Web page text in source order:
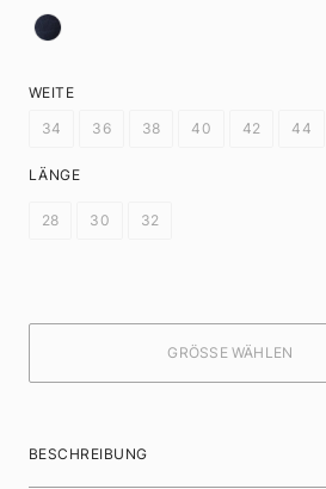
WEITE
34
36 38 40 42 44
LÄNGE
28 30 32
BESCHREIBUNG